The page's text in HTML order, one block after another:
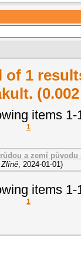
of 1
items 1-
1
a zemí původu
2024-01-01 )
items 1-
1